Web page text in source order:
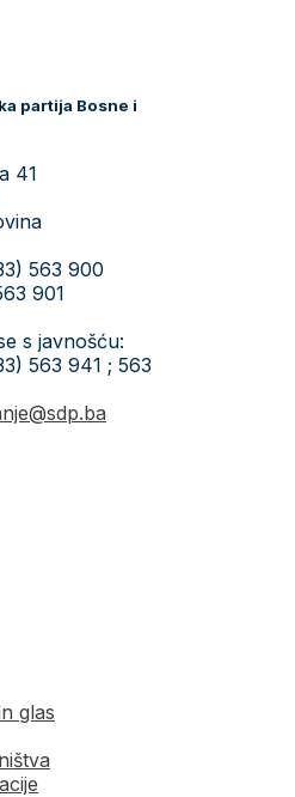
partija Bosne i
41
563 900
901
s javnošću:
563 941 ; 563
glas